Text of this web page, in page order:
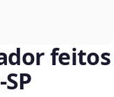
feitos